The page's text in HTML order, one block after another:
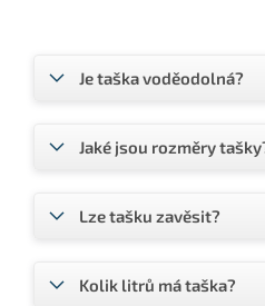
Je taška voděodolná?
Jaké jsou rozměry
Lze tašku zavěsit?
Kolik litrů má taška?